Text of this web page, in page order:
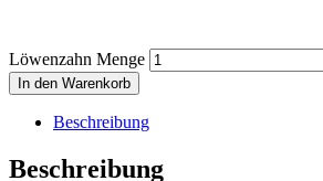
Löwenzahn Menge
In den Warenkorb
Beschreibung
Beschreibung